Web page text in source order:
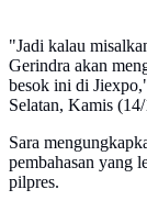
"Jadi kalau
Gerindra akan
besok ini di
Selatan, Kamis
Sara
pembahasan yang
pilpres.